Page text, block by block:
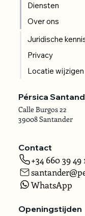
Diensten
Over ons
Juridische
Privacy
Locatie wijzigen
Pérsica
Calle Burgos 22
39008 Santander
Contact
+34 660 39 49
WhatsApp
Openingstijden